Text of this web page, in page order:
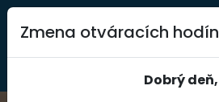
0
Zmena otváracích hodín
Dobrý deň,